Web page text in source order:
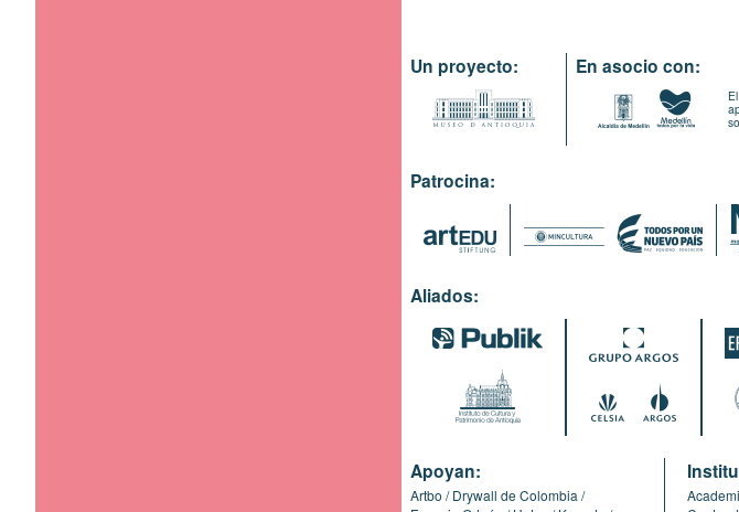
Un proyecto: En asocio con:
Patrocina:
Aliados:
Apoyan:
Artbo
Drywall de Colombia